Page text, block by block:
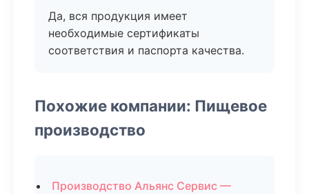
Да, вся продукция имеет
необходимые сертификаты
соответствия и паспорта качества.
Похожие компании: Пищевое
производство
Производство Альянс Сервис —